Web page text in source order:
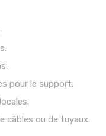
pour le support.
câbles ou de tuyaux.